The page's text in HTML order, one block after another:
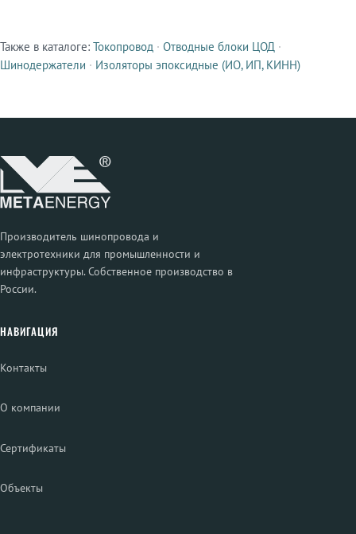
Смежные продукты
Также в каталоге: Токопровод · Отводные блоки ЦОД ·
Шинодержатели · Изоляторы эпоксидные (ИО, ИП, КИНН)
Производитель шинопровода и
электротехники для промышленности и
инфраструктуры. Собственное производство в
России.
НАВИГАЦИЯ
Контакты
О компании
Сертификаты
Объекты